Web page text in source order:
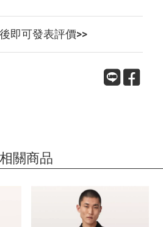
即可發表評價>>
相關商品